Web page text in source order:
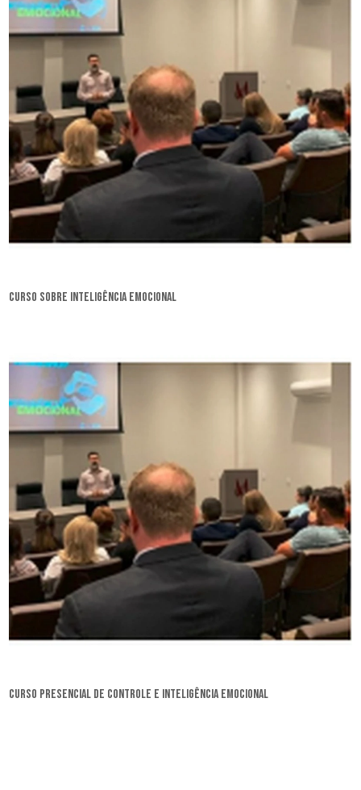
curso sobre inteligência emocional
curso presencial de controle e inteligência emocional